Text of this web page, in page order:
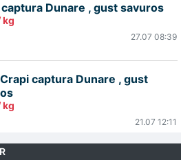
Dunare , gust savuros
kg
27.07 08:39
captura Dunare , gust
kg
21.07 12:11